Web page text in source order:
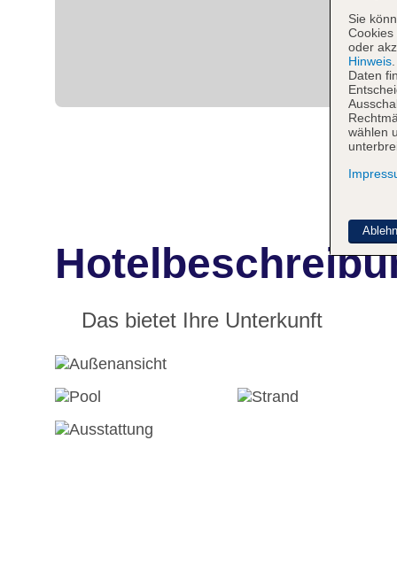
Das bietet Ihre Unterkunft
Sie
Cookies
oder
Hinweis
Daten
wählen